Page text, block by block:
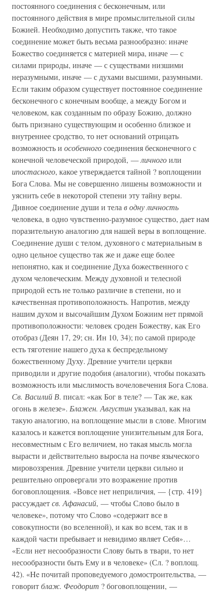
постоянного соединения с бесконечным, или
постоянного действия в мире промыслительной силы
Божией. Необходимо допустить также, что такое
соединение может быть весьма разнообразно: иначе
Божество соединяется с материей мира, иначе — с
силами природы, иначе — с существами низшими
неразумными, иначе — с духами высшими, разумными.
Если таким образом существует постоянное соединение
бесконечного с конечным вообще, а между Богом и
человеком, как созданным по образу Божию, должно
быть признано существующим и особенно близкое и
внутреннее сродство, то нет оснований отрицать
возможность и особенногосоединения бесконечного с
конечной человеческой природой, —личногоили
ипостасного, какое утверждается тайной ? воплощении
Бога Слова. Мы не совершенно лишены возможности и
уяснить себе в некоторой степени эту тайну веры.
Дивное соединение души и тела в одну личность
человека, в одно чувственно-разумное существо, дает нам
поразительную аналогию для нашей веры в воплощение.
Соединение души с телом, духовного с материальным в
одно цельное существо так же и даже еще более
непонятно, как и соединение Духа божественного с
духом человеческим. Между духовной и телесной
природой есть не только различие в степени, но и
качественная противоположность. Напротив, между
нашим духом и высочайшим Духом Божиим нет прямой
противоположности: человек сроден Божеству, как Его
отобраз (Деян 17, 29; сн. Ин 10, 34); по самой природе
есть тяготение нашего духа к беспредельному
божественному Духу. Древние учители церкви
приводили и другие подобия (аналогии), чтобы показать
возможность или мыслимость вочеловечения Бога Слова.
Св. Василий В. писал: «как Бог в теле? — Так же, как
огонь в железе». Блажен. Августинуказывал, как на
такую аналогию, на воплощение мысли в слове. Многим
казалось и кажется воплощение унизительным для Бога,
несовместным с Его величием, но такая мысль могла
вырасти и действительно выросла на почве языческого
мировоззрения. Древние учители церкви сильно и
решительно опровергали это возражение против
боговоплощения. «Вовсе нет неприличия, — {стр. 419}
рассуждаетсв. Афанасий, — чтобы Слово было в
человеке», потому что Слово «содержит все в
совокупности (во вселенной), и как во всем, так и в
каждой части пребывает и невидимо являет Себя»…
«Если нет несообразности Слову быть в твари, то нет
несообразности быть Ему и в человеке» (Сл. ? воплощ.
42). «He почитай проповедуемого домостроительства, —
говоритблаж. Феодорит ? боговоплощении, —